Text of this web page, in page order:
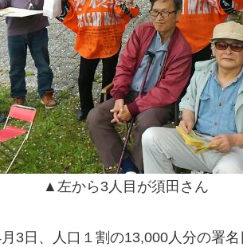
▲左から3人目が須田さん
3日、人口１割の13,000人分の署